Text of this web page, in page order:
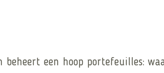
beheert een hoop portefeuilles: